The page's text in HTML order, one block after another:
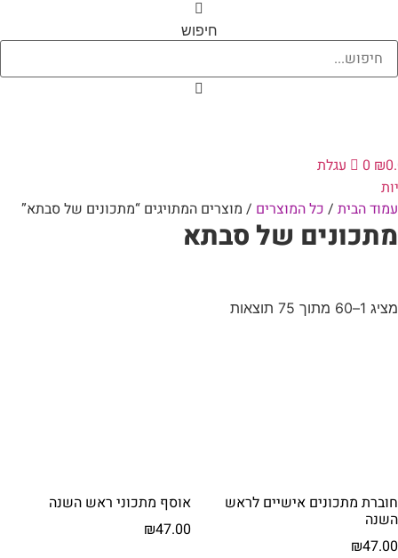
חיפוש
₪
0
עגלת
עמוד הבית / כל המוצרים / מוצרים המתויגים “מתכונים של סבתא”
מתכונים של סבתא
מציג 1–60 מתוך 75 תוצאות
חוברת מתכונים אישיים לראש
השנה
₪47.00
אוסף מתכוני ראש השנה
₪47.00